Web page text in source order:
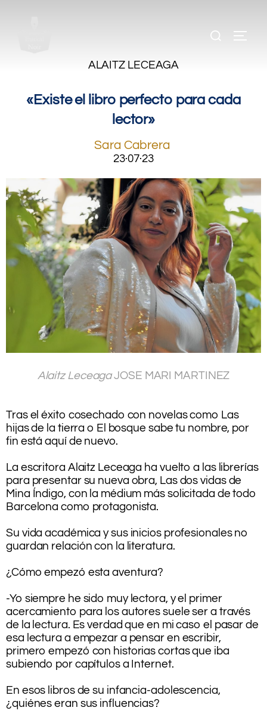
ALAITZ LECEAGA
«Existe el libro perfecto para cada
lector»
Sara Cabrera
23·07·23
Alaitz LeceagaJOSE MARI MARTINEZ
Tras el éxito cosechado con novelas como Las
hijas de la tierra o El bosque sabe tu nombre, por
fin está aquí de nuevo.
La escritora Alaitz Leceaga ha vuelto a las librerías
para presentar su nueva obra, Las dos vidas de
Mina Índigo, con la médium más solicitada de todo
Barcelona como protagonista.
Su vida académica y sus inicios profesionales no
guardan relación con la literatura.
¿Cómo empezó esta aventura?
-Yo siempre he sido muy lectora, y el primer
acercamiento para los autores suele ser a través
de la lectura. Es verdad que en mi caso el pasar de
esa lectura a empezar a pensar en escribir,
primero empezó con historias cortas que iba
subiendo por capítulos a Internet.
En esos libros de su infancia-adolescencia,
¿quiénes eran sus influencias?